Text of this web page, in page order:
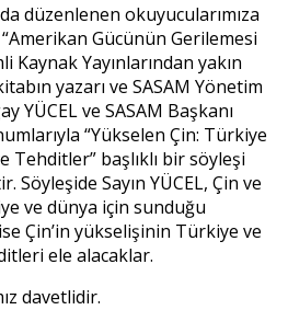
düzenlenen okuyucularımıza
“Amerikan Gücünün Gerilemesi
Kaynak Yayınlarından yakın
yazarı ve SASAM Yönetim
YÜCEL ve SASAM Başkanı
“Yükselen Çin: Türkiye
Tehditler” başlıklı bir söyleşi
Söyleşide Sayın YÜCEL, Çin ve
ve dünya için sunduğu
Çin’in yükselişinin Türkiye ve
ele alacaklar.
davetlidir.